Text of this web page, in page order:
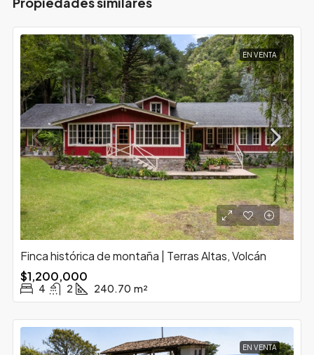
EN VENTA
Finca histórica de montaña | Terras Altas, Volcán
$1,200,000
4 2 240.70 m²
EN VENTA